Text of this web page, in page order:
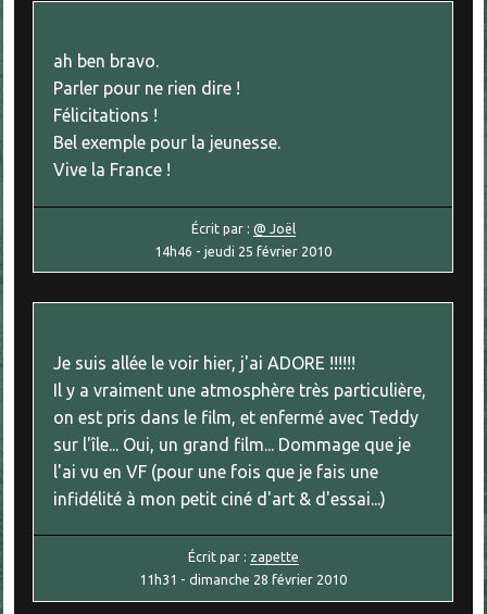
ah ben bravo.
Parler pour ne rien dire !
Félicitations !
Bel exemple pour la jeunesse.
Vive la France !
Écrit par : @ Joël
14h46 -jeudi 25 février 2010
Je suis allée le voir hier, j'ai ADORE !!!!!!
Il y a vraiment une atmosphère très particulière,
on est pris dans le film, et enfermé avec Teddy
sur l'île... Oui, un grand film... Dommage que je
l'ai vu en VF (pour une fois que je fais une
infidélité à mon petit ciné d'art & d'essai...)
Écrit par : zapette
11h31 -dimanche 28 février 2010